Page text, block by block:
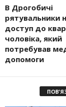
В Дрогобичі
рятувальники
доступ до
чоловіка, який
потребував
допомоги